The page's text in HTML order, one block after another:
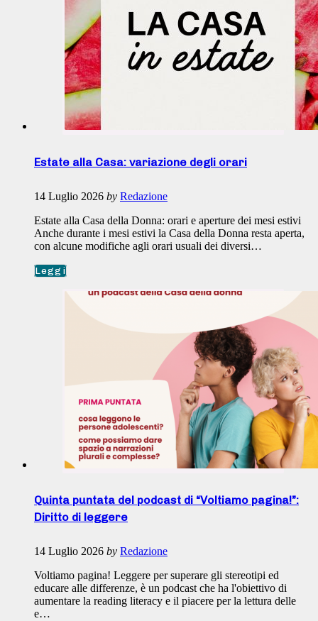
Estate alla Casa: variazione degli orari
14 Luglio 2026 by Redazione
Estate alla Casa della Donna: orari e aperture dei mesi estivi
Anche durante i mesi estivi la Casa della Donna resta aperta,
con alcune modifiche agli orari usuali dei diversi…
Leggi
Quinta puntata del podcast di “Voltiamo pagina!”:
Diritto di leggere
14 Luglio 2026 by Redazione
Voltiamo pagina! Leggere per superare gli stereotipi ed
educare alle differenze, è un podcast che ha l'obiettivo di
aumentare la reading literacy e il piacere per la lettura delle
e…